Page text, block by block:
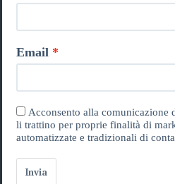
Email
Acconsento alla comunicazione
li trattino per proprie finalità di
automatizzate e tradizionali di
Invia